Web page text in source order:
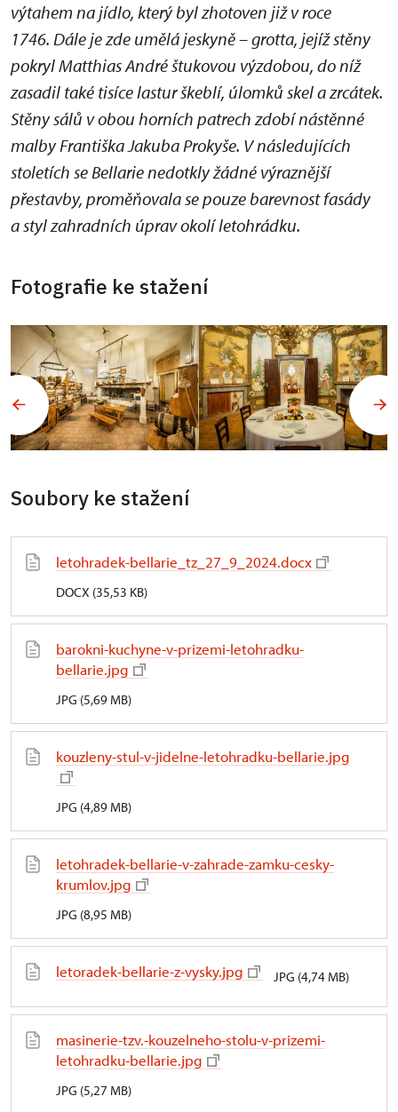
výtahem na jídlo, který byl zhotoven již v roce
1746. Dále je zde umělá jeskyně – grotta, jejíž stěny
pokryl Matthias André štukovou výzdobou, do níž
zasadil také tisíce lastur škeblí, úlomků skel a zrcátek.
Stěny sálů v obou horních patrech zdobí nástěnné
malby Františka Jakuba Prokyše. V následujících
stoletích se Bellarie nedotkly žádné výraznější
přestavby, proměňovala se pouze barevnost fasády
a styl zahradních úprav okolí letohrádku.
Fotografie ke stažení
Soubory ke stažení
letohradek-bellarie_tz_27_9_2024.docx
DOCX (35,53 KB)
barokni-kuchyne-v-prizemi-letohradku-
bellarie.jpg
JPG (5,69 MB)
kouzleny-stul-v-jidelne-letohradku-bellarie.jpg
JPG (4,89 MB)
letohradek-bellarie-v-zahrade-zamku-cesky-
krumlov.jpg
JPG (8,95 MB)
letoradek-bellarie-z-vysky.jpg JPG (4,74 MB)
masinerie-tzv.-kouzelneho-stolu-v-prizemi-
letohradku-bellarie.jpg
JPG (5,27 MB)